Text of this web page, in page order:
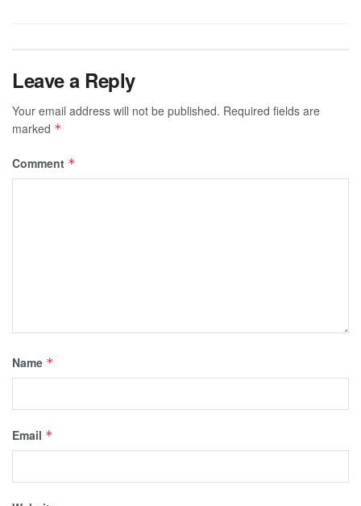
Leave a Reply
Your email address will not be published. Required fields are
marked *
Comment *
Name *
Email *